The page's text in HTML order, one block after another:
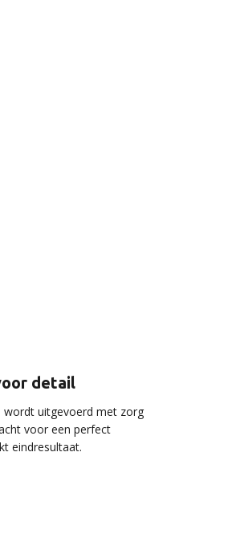
detail
wordt uitgevoerd met zorg
voor een perfect
eindresultaat.